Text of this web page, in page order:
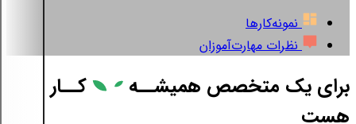
نمونه‌کارها
نظرات مهارت‌آموزان
برای یک متخصص همیشــه
کــار
هست